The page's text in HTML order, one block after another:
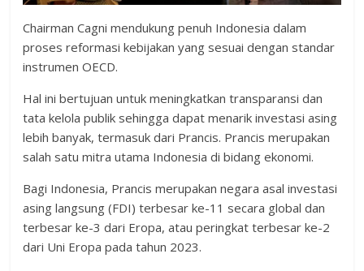
Chairman Cagni mendukung penuh Indonesia dalam
proses reformasi kebijakan yang sesuai dengan standar
instrumen OECD.
Hal ini bertujuan untuk meningkatkan transparansi dan
tata kelola publik sehingga dapat menarik investasi asing
lebih banyak, termasuk dari Prancis. Prancis merupakan
salah satu mitra utama Indonesia di bidang ekonomi.
Bagi Indonesia, Prancis merupakan negara asal investasi
asing langsung (FDI) terbesar ke-11 secara global dan
terbesar ke-3 dari Eropa, atau peringkat terbesar ke-2
dari Uni Eropa pada tahun 2023.